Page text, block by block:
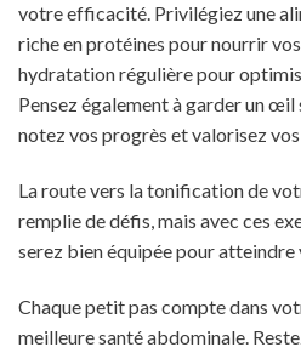
votre efficacité. Privilégiez une
riche en protéines pour nourrir vos
hydratation régulière pour
Pensez également à garder un
notez vos progrès et valorisez
La route vers la tonification de
remplie de défis, mais avec ces
serez bien équipée pour
Chaque petit pas compte dans
meilleure santé abdominale.